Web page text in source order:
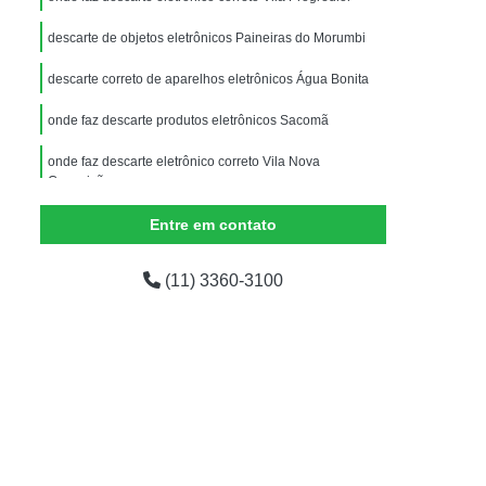
Equipamentos de Informática para Escritório
Equipamentos de Informática para Ti
Equipamentos de Informática Usados
Empresas de Logística Reversa
Logística Reversa Eletrônicos
Logística Reversa Eletrônicos
descarte de objetos eletrônicos Paineiras do Morumbi
descarte correto de aparelhos eletrônicos Água Bonita
onde faz descarte produtos eletrônicos Sacomã
onde faz descarte eletrônico correto Vila Nova
Conceição
Entre em contato
(11) 3360-3100